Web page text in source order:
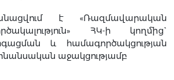
է «Ռազմավարական
ՀԿ-ի կողմից`
և համագործակցության
աջակցությամբ